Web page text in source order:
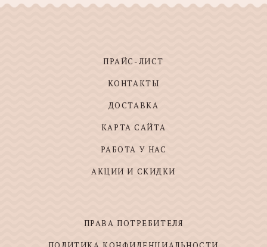
ПРАЙС-ЛИСТ
КОНТАКТЫ
ДОСТАВКА
КАРТА САЙТА
РАБОТА У НАС
АКЦИИ И СКИДКИ
ПРАВА ПОТРЕБИТЕЛЯ